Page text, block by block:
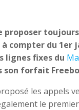
proposer
compter du
lignes fixes du
son forfait
les appels
le